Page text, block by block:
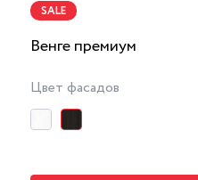
SALE
Венге премиум
Цвет фасадов